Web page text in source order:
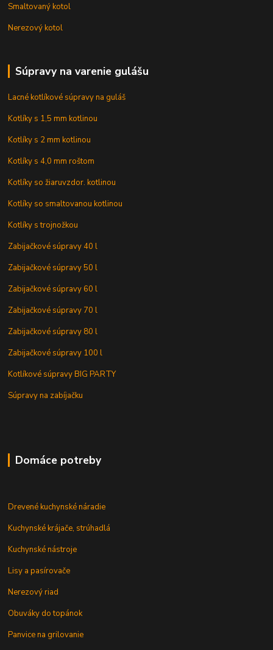
Smaltovaný kotol
Nerezový kotol
Súpravy na varenie gulášu
Lacné kotlíkové súpravy na guláš
Kotlíky s 1,5 mm kotlinou
Kotlíky s 2 mm kotlinou
Kotlíky s 4,0 mm roštom
Kotlíky so žiaruvzdor. kotlinou
Kotlíky so smaltovanou kotlinou
Kotlíky s trojnožkou
Zabijačkové súpravy 40 l
Zabijačkové súpravy 50 l
Zabijačkové súpravy 60 l
Zabijačkové súpravy 70 l
Zabijačkové súpravy 80 l
Zabijačkové súpravy 100 l
Kotlíkové súpravy BIG PARTY
Súpravy na zabíjačku
Domáce potreby
Drevené kuchynské náradie
Kuchynské krájače, strúhadlá
Kuchynské nástroje
Lisy a pasírovače
Nerezový riad
Obuváky do topánok
Panvice na grilovanie